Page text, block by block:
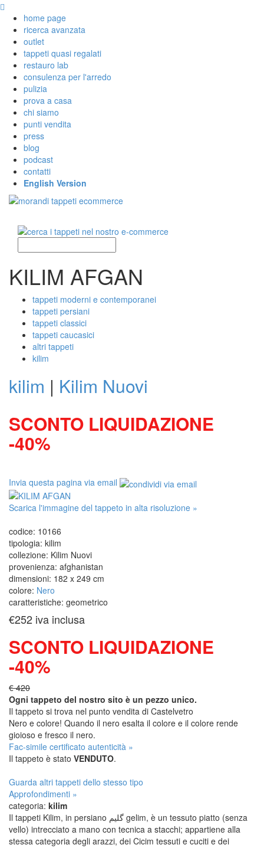
home page
ricerca avanzata
outlet
tappeti quasi regalati
restauro lab
consulenza per l'arredo
pulizia
prova a casa
chi siamo
punti vendita
press
blog
podcast
contatti
English Version
KILIM AFGAN
tappeti moderni e contemporanei
tappeti persiani
tappeti classici
tappeti caucasici
altri tappeti
kilim
kilim | Kilim Nuovi
SCONTO LIQUIDAZIONE
-40%
Invia questa pagina via email
Scarica l'immagine del tappeto in alta risoluzione »
codice: 10166
tipologia: kilim
collezione: Kilim Nuovi
provenienza: afghanistan
dimensioni: 182 x 249 cm
colore: Nero
caratteristiche: geometrico
€252 iva inclusa
SCONTO LIQUIDAZIONE
-40%
€ 420
Ogni tappeto del nostro sito è un pezzo unico.
Il tappeto si trova nel punto vendita di Castelvetro
Nero e colore! Quando il nero esalta il colore e il colore rende
gioioso e fresco il nero.
Fac-simile certificato autenticità »
Il tappeto è stato VENDUTO.
Guarda altri tappeti dello stesso tipo
Approfondimenti »
categoria: kilim
Il tappeti Kilim, in persiano گلیم gelim, è un tessuto piatto (senza
vello) intrecciato a mano con tecnica a stacchi; appartiene alla
stessa categoria degli arazzi, dei Cicim tessuti e cuciti e dei